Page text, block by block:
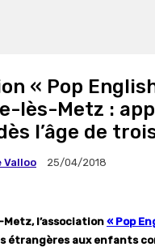
« Pop
lès-Metz :
l’âge de
Valloo 25/04/2018
l’association « Pop
étrangères aux enfants